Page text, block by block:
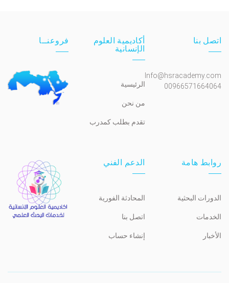
اتصل بنا
Info@hsracademy.com
00966571664064
أكاديمية العلوم
الإنسانية
الرئيسية
من نحن
تقدم بطلب كمدرب
فروعنــا
روابط هامة
الدورات البحثية
الخدمات
الأخبار
الدعم الفني
المحادثة الفورية
اتصل بنا
إنشاء حساب